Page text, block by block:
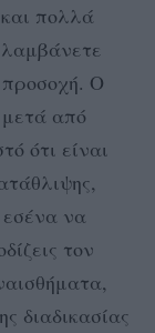
πολλά
Ο
μετά από
ότι είναι
να
τον
διαδικασίας